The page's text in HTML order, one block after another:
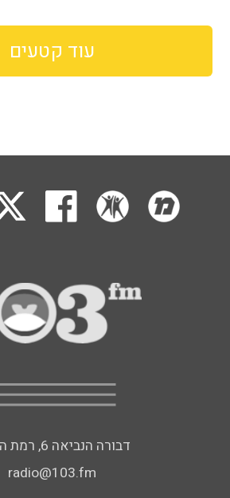
עוד קטעים
דבורה הנביאה 6, רמת השרון
radio@103.fm